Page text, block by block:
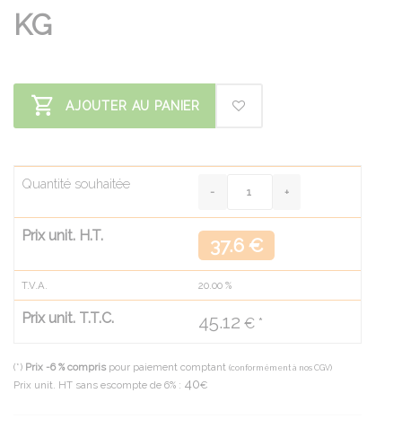
KG
AJOUTER AU PANIER
Quantité souhaitée
Prix unit. H.T. 37.6 €
T.V.A. 20.00 %
Prix unit. T.T.C. 45.12 € *
(*) Prix -6 % compris pour paiement comptant (conformément à nos CGV)
Prix unit. HT sans escompte de 6% : 40€